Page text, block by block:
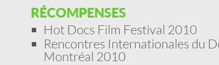
RÉCOMPENSES
Hot Docs Film Festival 2010
Rencontres Internationales du
Montréal 2010